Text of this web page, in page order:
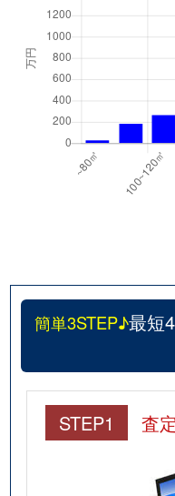
簡単3STEP♪最短
STEP1 査